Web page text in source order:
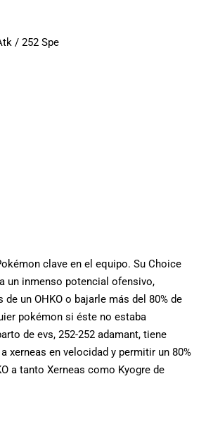
/ 252 Spe
clave en el equipo. Su Choice
un inmenso potencial ofensivo,
un OHKO o bajarle más del 80% de
pokémon si éste no estaba
de evs, 252-252 adamant, tiene
xerneas en velocidad y permitir un 80%
a tanto Xerneas como Kyogre de